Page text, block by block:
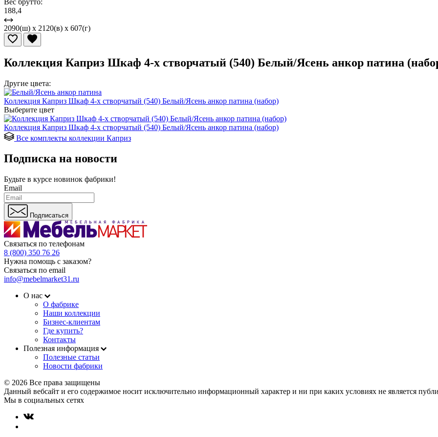
188,4
2090(ш) x 2120(в) x 607(г)
Коллекция Каприз Шкаф 4-х створчатый (540) Белый/Ясень анкор патина
Другие цвета:
Коллекция Каприз Шкаф 4-х створчатый (540) Белый/Ясень анкор патина (набор)
Выберите цвет
Коллекция Каприз Шкаф 4-х створчатый (540) Белый/Ясень анкор патина (набор)
Все комплекты коллекции Каприз
Подписка на новости
Будьте в курсе новинок фабрики!
Email
Подписаться
Связаться по телефонам
8 (800) 350 76 26
Нужна помощь с заказом?
Связаться по email
info@mebelmarket31.ru
О нас
О фабрике
Наши коллекции
Бизнес-клиентам
Где купить?
Контакты
Полезная информация
Полезные статьи
Новости фабрики
© 2026 Все права защищены
Данный вебсайт и его содержимое носит исключительно информационный характер и ни при каких условиях не является
Мы в социальных сетях